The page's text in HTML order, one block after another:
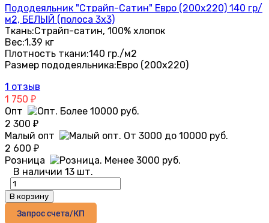
Пододеяльник "Страйп-Сатин" Евро (200х220) 140 гр/
м2, БЕЛЫЙ (полоса 3х3)
Ткань:Страйп-сатин, 100% хлопок
Вес:1.39 кг
Плотность ткани:140 гр./м2
Размер пододеяльника:Евро (200х220)
1 отзыв
1 750 ₽
Опт
2 300 ₽
Малый опт
2 600 ₽
Розница
В наличии 13 шт.
В корзину
Запрос счета/КП